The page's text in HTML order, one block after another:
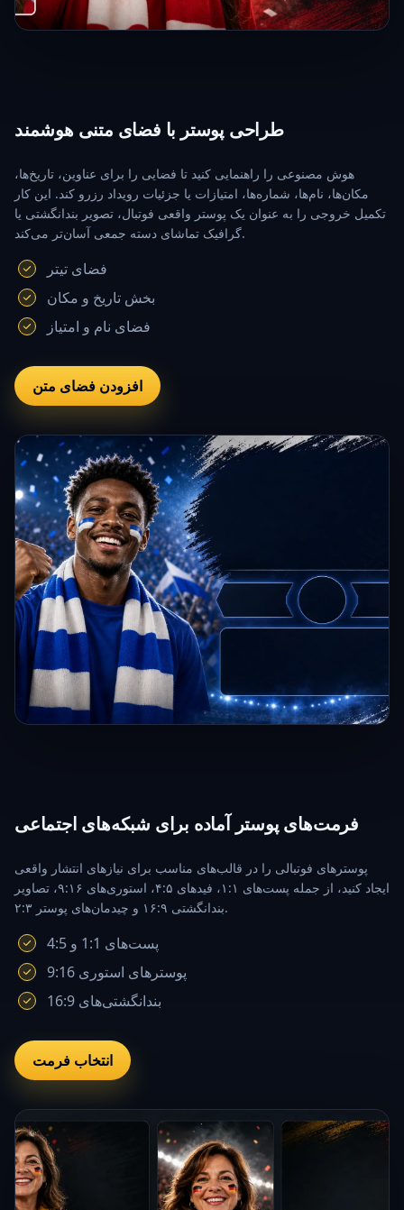
طراحی پوستر با فضای متنی هوشمند
هوش مصنوعی را راهنمایی کنید تا فضایی را برای عناوین، تاریخ‌ها،
مکان‌ها، نام‌ها، شماره‌ها، امتیازات یا جزئیات رویداد رزرو کند. این کار
تکمیل خروجی را به عنوان یک پوستر واقعی فوتبال، تصویر بندانگشتی یا
گرافیک تماشای دسته جمعی آسان‌تر می‌کند.
فضای تیتر
بخش تاریخ و مکان
فضای نام و امتیاز
افزودن فضای متن
فرمت‌های پوستر آماده برای شبکه‌های اجتماعی
پوسترهای فوتبالی را در قالب‌های مناسب برای نیازهای انتشار واقعی
ایجاد کنید، از جمله پست‌های ۱:۱، فیدهای ۴:۵، استوری‌های ۹:۱۶، تصاویر
بندانگشتی ۱۶:۹ و چیدمان‌های پوستر ۲:۳.
پست‌های 1:1 و 4:5
پوسترهای استوری 9:16
بندانگشتی‌های 16:9
انتخاب فرمت